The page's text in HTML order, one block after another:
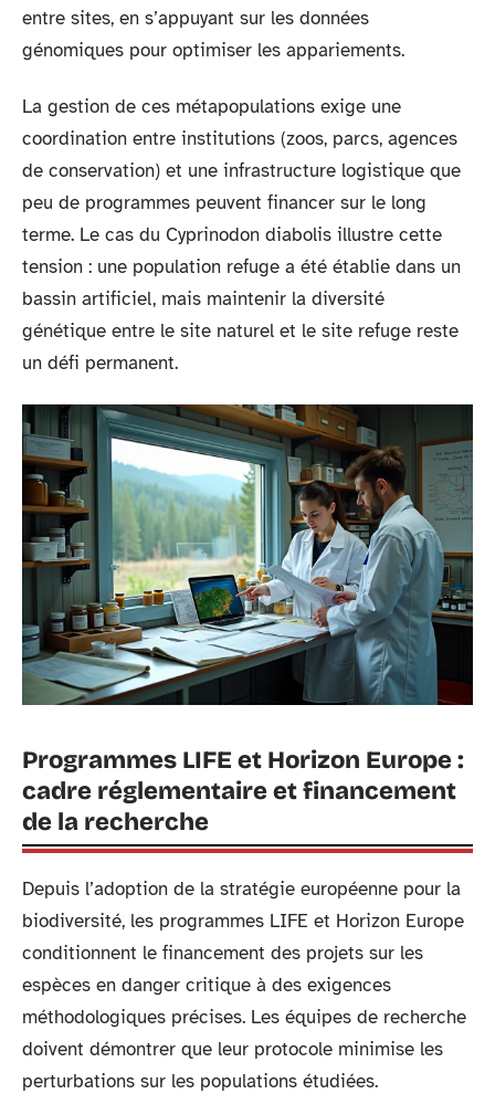
entre sites, en s’appuyant sur les données
génomiques pour optimiser les appariements.
La gestion de ces métapopulations exige une
coordination entre institutions (zoos, parcs, agences
de conservation) et une infrastructure logistique que
peu de programmes peuvent financer sur le long
terme. Le cas du Cyprinodon diabolis illustre cette
tension : une population refuge a été établie dans un
bassin artificiel, mais maintenir la diversité
génétique entre le site naturel et le site refuge reste
un défi permanent.
Programmes LIFE et Horizon Europe :
cadre réglementaire et financement
de la recherche
Depuis l’adoption de la stratégie européenne pour la
biodiversité, les programmes LIFE et Horizon Europe
conditionnent le financement des projets sur les
espèces en danger critique à des exigences
méthodologiques précises. Les équipes de recherche
doivent démontrer que leur protocole minimise les
perturbations sur les populations étudiées.